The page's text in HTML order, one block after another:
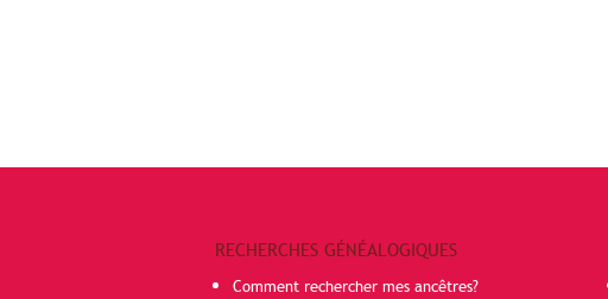
RECHERCHES GÉNÉALOGIQUES
Comment rechercher mes ancêtres?